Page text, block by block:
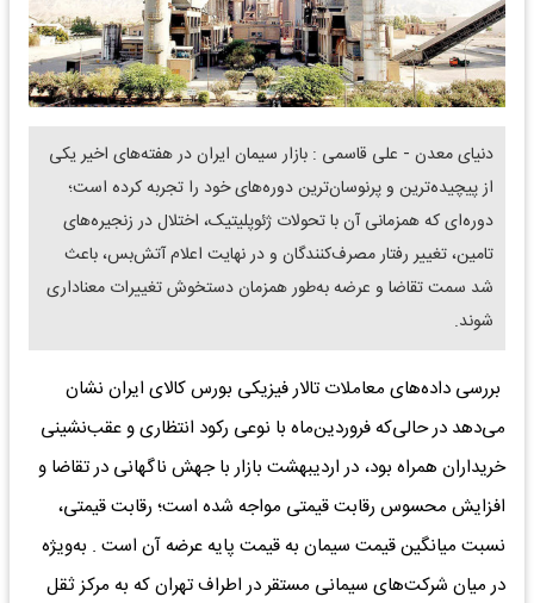
دنیای معدن - علی قاسمی : بازار سیمان ایران در هفته‌های اخیر یکی
از پیچیده‌ترین و پرنوسان‌ترین دوره‌های خود را تجربه کرده است؛
دوره‌ای که همزمانی آن با تحولات ژئوپلیتیک، اختلال در زنجیره‌های
تامین، تغییر رفتار مصرف‌کنندگان و در نهایت اعلام آتش‌بس، باعث
شد سمت تقاضا و عرضه به‌طور همزمان دستخوش تغییرات معناداری
شوند.
بررسی داده‌های معاملات تالار فیزیکی بورس کالای ایران نشان
می‌دهد در حالی‌که فروردین‌ماه با نوعی رکود انتظاری و عقب‌نشینی
خریداران همراه بود، در اردیبهشت‌ بازار با جهش ناگهانی در تقاضا و
افزایش محسوس رقابت قیمتی مواجه شده است؛ رقابت قیمتی،
نسبت میانگین قیمت سیمان به قیمت پایه عرضه آن است . به‌ویژه
در میان شرکت‌های سیمانی مستقر در اطراف تهران که به مرکز ثقل